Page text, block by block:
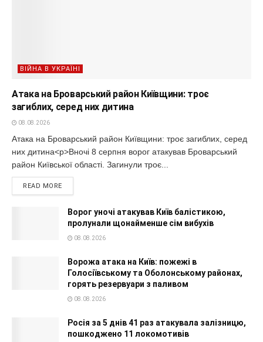
ВІЙНА В УКРАЇНІ
Атака на Броварський район Київщини: троє
загиблих, серед них дитина
08.08.2026
Атака на Броварський район Київщини: троє загиблих, серед
них дитина<p>Вночі 8 серпня ворог атакував Броварський
район Київської області. Загинули троє...
READ MORE
Ворог уночі атакував Київ балістикою,
пролунали щонайменше сім вибухів
08.08.2026
Ворожа атака на Київ: пожежі в
Голосіївському та Оболонському районах,
горять резервуари з паливом
08.08.2026
Росія за 5 днів 41 раз атакувала залізницю,
пошкоджено 11 локомотивів